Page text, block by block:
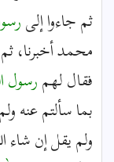
ثم جاءوا إلى
محمد أخبرنا،
فقال لهمرسول
بما سألتم عنه
ولم يقل إن شاء